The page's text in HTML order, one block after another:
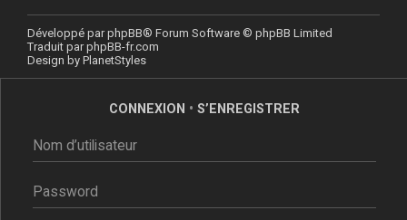
Développé parphpBB® Forum Software © phpBB Limited
Traduit parphpBB-fr.com
Design by PlanetStyles
CONNEXION • S’ENREGISTRER